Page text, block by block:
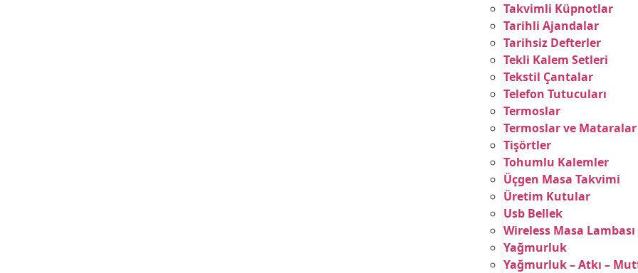
Takvimli Küpnotlar
Tarihli Ajandalar
Tarihsiz Defterler
Tekli Kalem Setleri
Tekstil Çantalar
Telefon Tutucuları
Termoslar
Termoslar ve Mataralar
Tişörtler
Tohumlu Kalemler
Üçgen Masa Takvimi
Üretim Kutular
Usb Bellek
Wireless Masa Lambası
Yağmurluk
Yağmurluk – Atkı –